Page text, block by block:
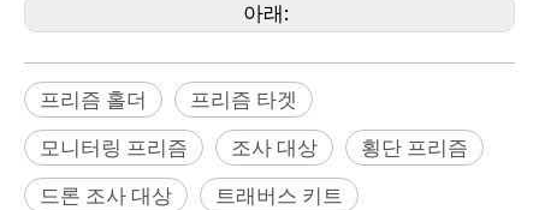
아래:
프리즘 홀더
프리즘 타겟
모니터링 프리즘
조사 대상
횡단 프리즘
드론 조사 대상
트래버스 키트